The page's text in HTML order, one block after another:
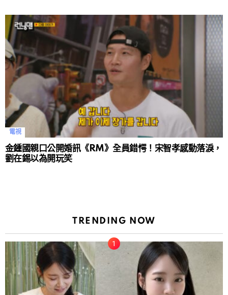
電視
金鍾國親口公開婚訊《RM》全員錯愕！宋智孝感動落淚，
劉在錫以為開玩笑
TRENDING NOW